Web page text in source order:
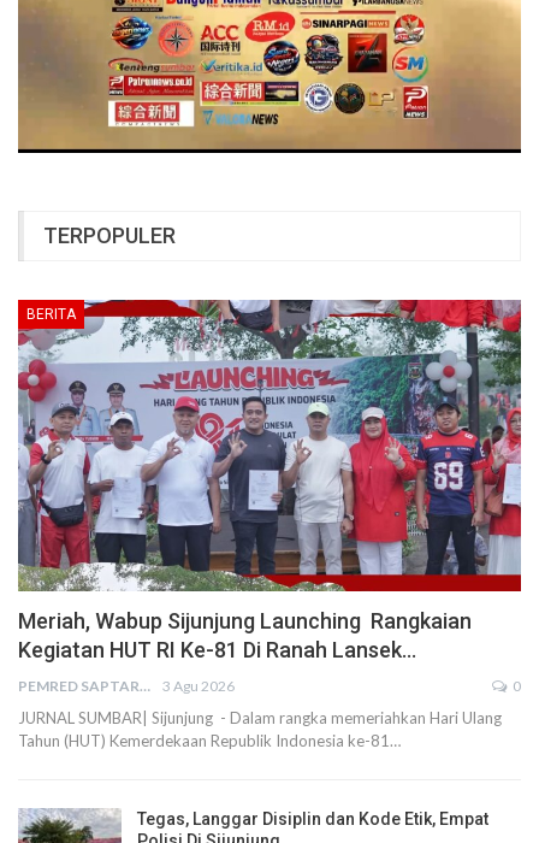
TERPOPULER
BERITA
Meriah, Wabup Sijunjung Launching Rangkaian
Kegiatan HUT RI Ke-81 Di Ranah Lansek…
PEMRED SAPTARIUS 3 Agu 2026 0
JURNAL SUMBAR| Sijunjung - Dalam rangka memeriahkan Hari Ulang
Tahun (HUT) Kemerdekaan Republik Indonesia ke-81…
Tegas, Langgar Disiplin dan Kode Etik, Empat